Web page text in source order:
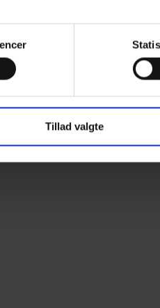
der kan være nøjagtig
af dens unikke
annoncer, til at vise dig
af vores hjemmeside med
partnere kan kombinere
deres tjenester.
Tillad valgte